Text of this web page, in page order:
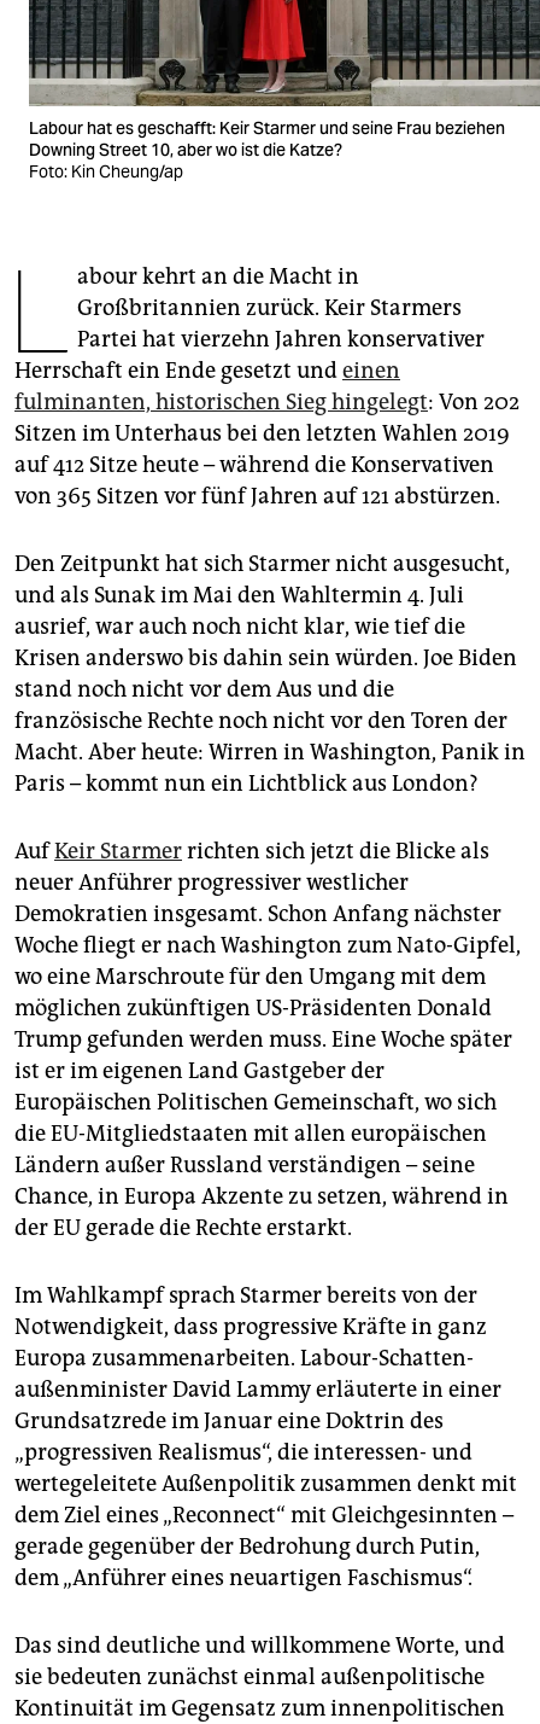
shop
fragen & hilfe
unterstützen
abo
Labour hat es geschafft: Keir Starmer und seine Frau beziehen
Downing Street 10, aber wo ist die Katze?
Foto: Kin Cheung/ap
L abour kehrt an die Macht in
Großbritannien zurück. Keir Starmers
Partei hat vierzehn Jahren konservativer
Herrschaft ein Ende gesetzt undeinen
fulminanten, historischen Sieg hingelegt: Von 202
Sitzen im Unterhaus bei den letzten Wahlen 2019
auf 412 Sitze heute – während die Konservativen
von 365 Sitzen vor fünf Jahren auf 121 abstürzen.
Den Zeitpunkt hat sich Starmer nicht ausgesucht,
und als Sunak im Mai den Wahltermin 4. Juli
ausrief, war auch noch nicht klar, wie tief die
Krisen anderswo bis dahin sein würden. Joe Biden
stand noch nicht vor dem Aus und die
französische Rechte noch nicht vor den Toren der
Macht. Aber heute: Wirren in Washington, Panik in
Paris – kommt nun ein Lichtblick aus London?
AufKeir Starmerrichten sich jetzt die Blicke als
neuer Anführer progressiver westlicher
Demokratien insgesamt. Schon Anfang nächster
Woche fliegt er nach Washington zum Nato-Gipfel,
wo eine Marschroute für den Umgang mit dem
möglichen zukünftigen US-Präsidenten Donald
Trump gefunden werden muss. Eine Woche später
ist er im eigenen Land Gastgeber der
Europäischen Politischen Gemeinschaft, wo sich
die EU-Mitgliedstaaten mit allen europäischen
Ländern außer Russland verständigen – seine
Chance, in Europa Akzente zu setzen, während in
der EU gerade die Rechte erstarkt.
Im Wahlkampf sprach Starmer bereits von der
Notwendigkeit, dass progressive Kräfte in ganz
Europa zusammenarbeiten. Labour-Schatten­
außenminister David Lammy erläuterte in einer
Grundsatzrede im Januar eine Doktrin des
„progressiven Realismus“, die interessen- und
wertegeleitete Außenpolitik zusammen denkt mit
dem Ziel eines „Reconnect“ mit Gleichgesinnten –
gerade gegenüber der Bedrohung durch Putin,
dem „Anführer eines neuartigen Faschismus“.
Das sind deutliche und willkommene Worte, und
sie bedeuten zunächst einmal außenpolitische
Kontinuität im Gegensatz zum innenpolitischen